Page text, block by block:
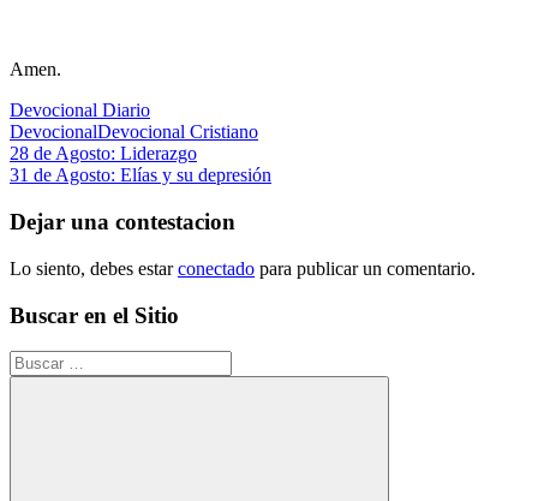
Amen.
Devocional Diario
DevocionalDevocional Cristiano
Navegación
de
entradas
Entrada
anterior:
28 de Agosto: Liderazgo
Siguiente
31 de Agosto: Elías y su depresión
Dejar una contestacion
Lo siento, debes estarconectado para publicar un comentario.
Buscar en el Sitio
Buscar: